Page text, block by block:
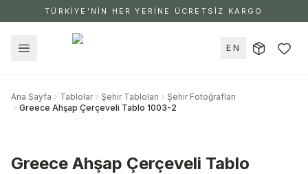
TÜRKİYE'NİN HER YERİNE ÜCRETSİZ KARGO
EN
Ana Sayfa Tablolar Şehir Tabloları
Şehir Fotoğrafları
Greece Ahşap Çerçeveli Tablo 1003-2
Greece Ahşap Çerçeveli Tablo